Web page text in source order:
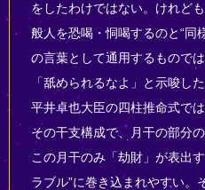
をしたわけではない。けれど
般人を恐喝・恫喝するのと“同
の言葉として通用するもので
「舐められるなよ」と示唆し
平井卓也大臣の四柱推命式では
その干支構成で、月干の部分
この月干のみ「劫財」が表出
ラブル”に巻き込まれやすい。